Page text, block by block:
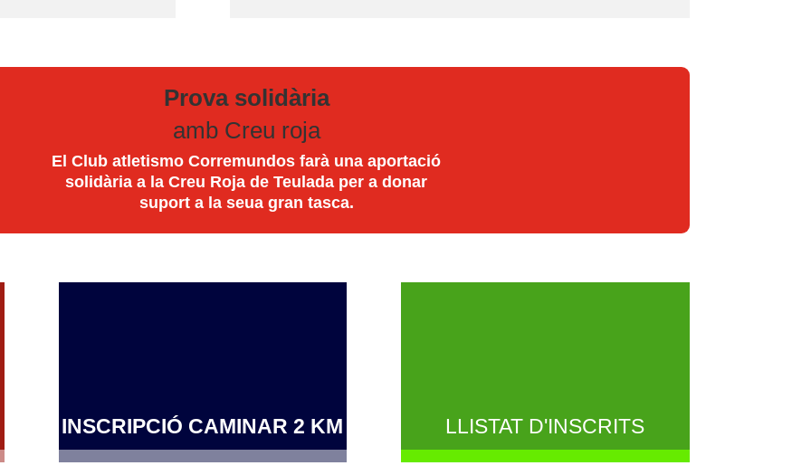
Prova solidària
amb Creu roja
El Club atletismo Corremundos farà una aportació
solidària a la Creu Roja de Teulada per a donar
suport a la seua gran tasca.
INSCRIPCIÓ CAMINAR 2 KM LLISTAT D'INSCRITS